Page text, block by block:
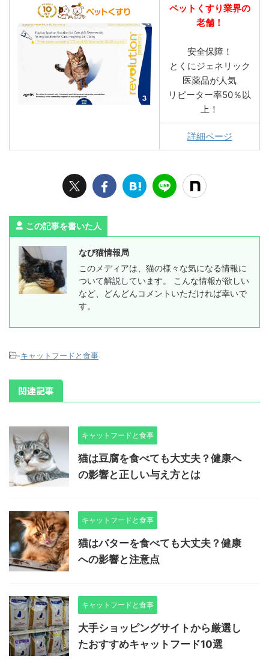
ペットくすり業界の
老舗！
安全保障！
とくにジェネリック
医薬品が人気
リピーター率50％以
上！
詳細ページ
この記事を書いた人
なび猫情報局
このメディアは、猫の様々な気になる情報に
ついて解説しています。 こんな情報が欲しい
など、どんどんコメントいただければ幸いで
す。
-キャットフードと食事
関連記事
キャットフードと食事
猫は豆腐を食べても大丈夫？健康へ
の影響と正しい与え方とは
キャットフードと食事
猫はバターを食べても大丈夫？健康
への影響と注意点
キャットフードと食事
大手ショッピングサイトから厳選し
たおすすめキャットフード10選